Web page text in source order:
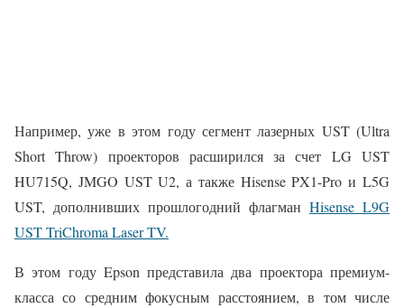
Например, уже в этом году сегмент лазерных UST (Ultra
Short Throw) проекторов расширился за счет LG UST
HU715Q, JMGO UST U2, а также Hisense PX1-Pro и L5G
UST, дополнивших прошлогодний флагман Hisense L9G
UST TriChroma Laser TV.
В этом году Epson представила два проектора премиум-
класса со средним фокусным расстоянием, в том числе